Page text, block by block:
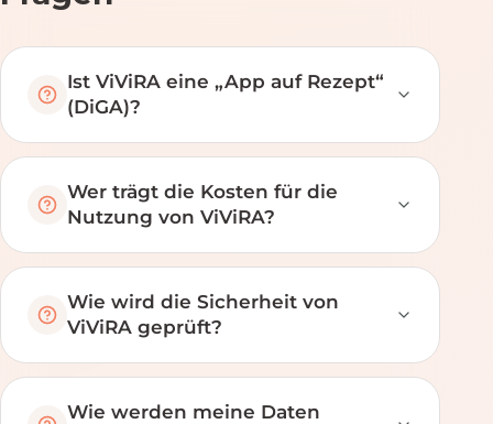
Ist ViViRA eine „App auf Rezept“
(DiGA)?
Wer trägt die Kosten für die
Nutzung von ViViRA?
Wie wird die Sicherheit von
ViViRA geprüft?
Wie werden meine Daten